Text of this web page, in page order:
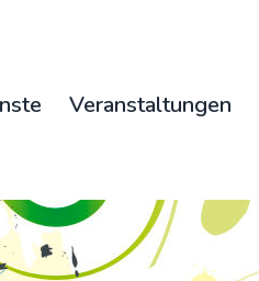
Veranstaltungen